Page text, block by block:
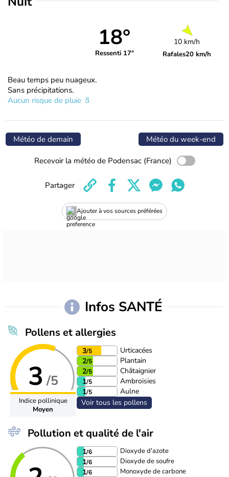
18°
Ressenti 17°
10 km/h
Rafales20 km/h
Beau temps peu nuageux.
Sans précipitations.
Aucun risque de pluie
Météo de demain Météo du week-end
Recevoir la météo de Podensac (France)
Ajouter à vos sources préférées
Partager
Infos SANTÉ
Pollens et allergies
3 /5
Indice pollinique
Moyen
3/5
Urticacées
2/5
Plantain
2/5
Châtaignier
1/5
Ambroisies
1/5
Aulne
Voir tous les pollens
Pollution et qualité de l'air
1/6 Dioxyde d'azote
1/6 Dioxyde de soufre
1/6 Monoxyde de carbone